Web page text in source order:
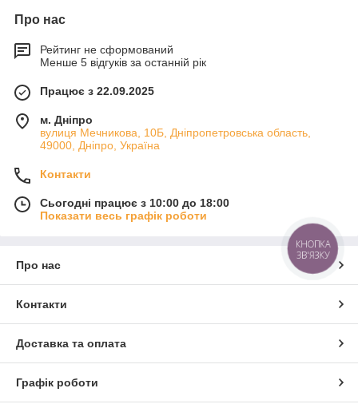
Про нас
Рейтинг не сформований
Менше 5 відгуків за останній рік
Працює з 22.09.2025
м. Дніпро
вулиця Мечникова, 10Б, Дніпропетровська область,
49000, Дніпро, Україна
Контакти
Сьогодні працює з 10:00 до 18:00
Показати весь графік роботи
Про нас
Контакти
Доставка та оплата
Графік роботи
КНОПКА
ЗВ'ЯЗКУ